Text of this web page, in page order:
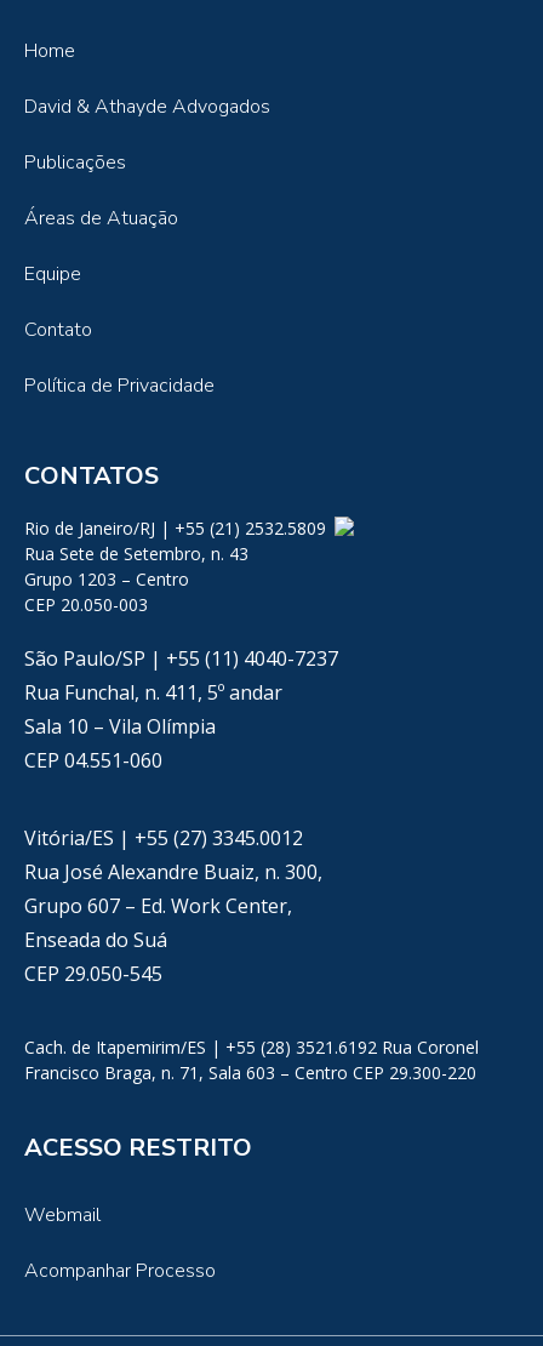
Home
David & Athayde Advogados
Publicações
Áreas de Atuação
Equipe
Contato
Política de Privacidade
CONTATOS
Rio de Janeiro/RJ | +55 (21) 2532.5809
Rua Sete de Setembro, n. 43
Grupo 1203 – Centro
CEP 20.050-003
São Paulo/SP | +55 (11) 4040-7237
Rua Funchal, n. 411, 5º andar
Sala 10 – Vila Olímpia
CEP 04.551-060
Vitória/ES | +55 (27) 3345.0012
Rua José Alexandre Buaiz, n. 300,
Grupo 607 – Ed. Work Center,
Enseada do Suá
CEP 29.050-545
Cach. de Itapemirim/ES | +55 (28) 3521.6192 Rua Coronel
Francisco Braga, n. 71, Sala 603 – Centro CEP 29.300-220
ACESSO RESTRITO
Webmail
Acompanhar Processo